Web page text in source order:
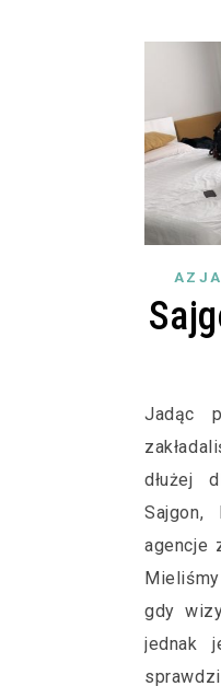
AZJA
Jadąc
dłużej
agencje
gdy
jednak